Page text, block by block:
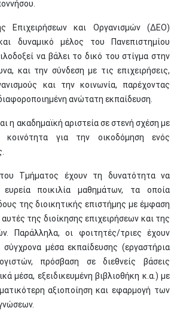
Επιχειρήσεων και Οργανισμών (ΔΕΟ)
δυναμικό μέλος του Πανεπιστημίου
να βάλει το δικό του στίγμα στην
και την σύνδεση με τις επιχειρήσεις,
και την κοινωνία, παρέχοντας
ανώτατη εκπαίδευση.
η ακαδημαϊκή αριστεία σε στενή σχέση με
κοινότητα για την οικοδόμηση ενός
Τμήματος έχουν τη δυνατότητα να
ποικιλία μαθημάτων, τα οποία
της διοικητικής επιστήμης με έμφαση
της διοίκησης επιχειρήσεων και της
Παράλληλα, οι φοιτητές/τριες έχουν
μέσα εκπαίδευσης (εργαστήρια
πρόσβαση σε διεθνείς βάσεις
μέσα, εξειδικευμένη βιβλιοθήκη κ.α.) με
αξιοποίηση και εφαρμογή των